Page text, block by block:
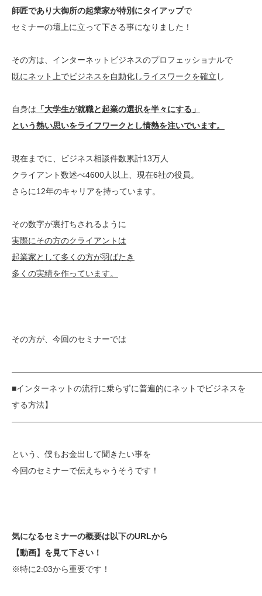
師匠であり大御所の起業家が特別にタイアップで
セミナーの壇上に立って下さる事になりました！
その方は、インターネットビジネスのプロフェッショナルで
既にネット上でビジネスを自動化しライスワークを確立 し
自身は 「大学生が就職と起業の選択を半々にする」
という熱い思いをライフワークとし情熱を注いでいます。
現在までに、ビジネス相談件数累計13万人
クライアント数述べ4600人以上、現在6社の役員。
さらに12年のキャリアを持っています。
その数字が裏打ちされるように
実際にその方のクライアントは
起業家として多くの方が羽ばたき
多くの実績を作っています。
その方が、今回のセミナーでは
■インターネットの流行に乗らずに普遍的にネットでビジネスを
する方法】
という、僕もお金出して聞きたい事を
今回のセミナーで伝えちゃうそうです！
気になるセミナーの概要は以下のURLから
【動画】を見て下さい！
※特に2:03から重要です！